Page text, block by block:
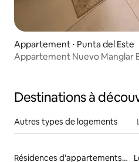
Appartement ⋅ Punta del Este
Appartement Nuevo Manglar
Destinations à
Autres types de logements
Résidences d'appartements en location